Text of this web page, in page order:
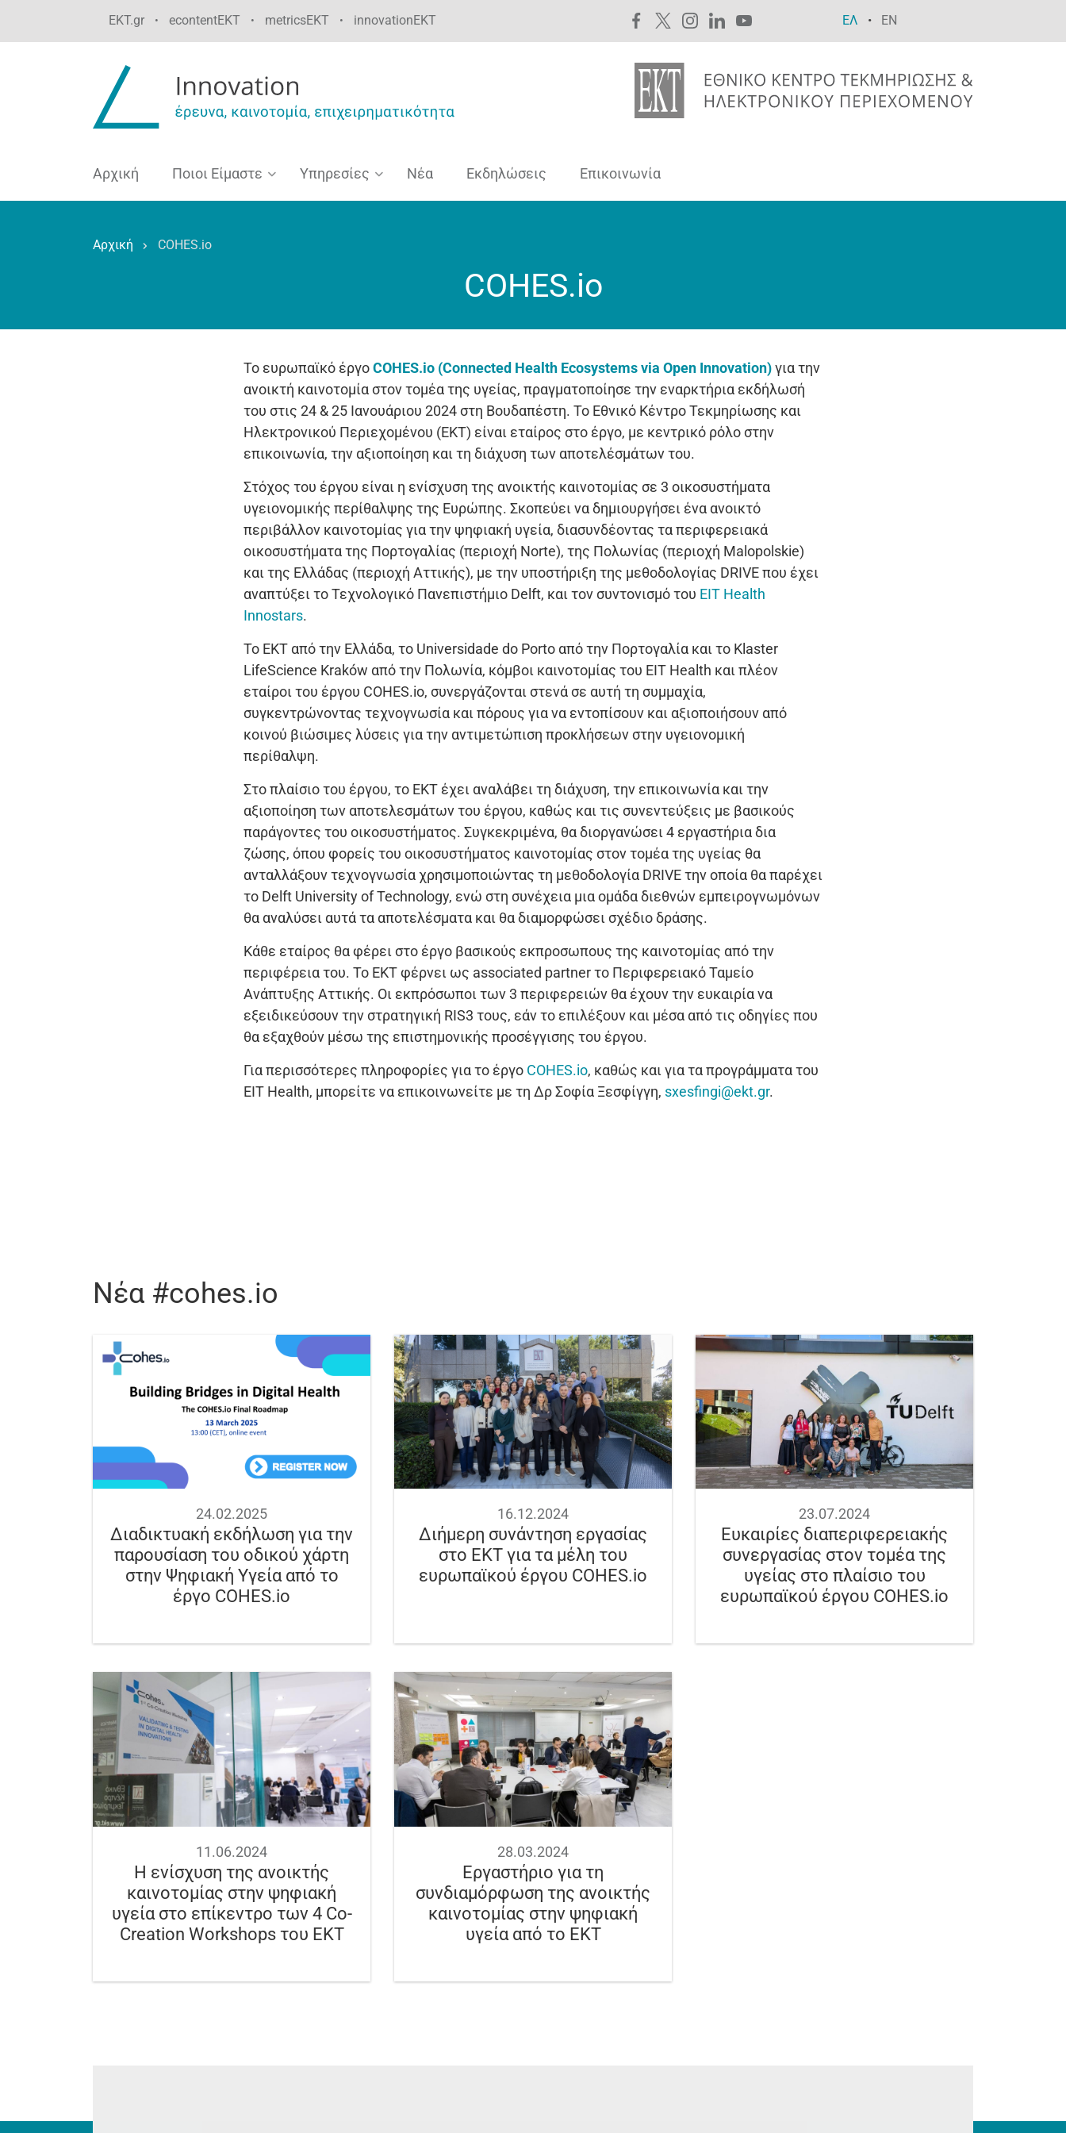
EKT.gr • econtentEKT • metricsEKT • innovationEKT ΕΛ EN
Αρχική Ποιοι Είμαστε Υπηρεσίες Νέα Εκδηλώσεις Επικοινωνία
Breadcrumb
Αρχική COHES.io
COHES.io
Το ευρωπαϊκό έργοCOHES.io (Connected Health Ecosystems via Open Innovation)για την
ανοικτή καινοτομία στον τομέα της υγείας, πραγματοποίησε την εναρκτήρια εκδήλωσή
του στις 24 & 25 Ιανουάριου 2024 στη Βουδαπέστη. Το Εθνικό Κέντρο Τεκμηρίωσης και
Ηλεκτρονικού Περιεχομένου (ΕΚΤ) είναι εταίρος στο έργο, με κεντρικό ρόλο στην
επικοινωνία, την αξιοποίηση και τη διάχυση των αποτελέσμάτων του.
Στόχος του έργου είναι η ενίσχυση της ανοικτής καινοτομίας σε 3 οικοσυστήματα
υγειονομικής περίθαλψης της Ευρώπης. Σκοπεύει να δημιουργήσει ένα ανοικτό
περιβάλλον καινοτομίας για την ψηφιακή υγεία, διασυνδέοντας τα περιφερειακά
οικοσυστήματα της Πορτογαλίας (περιοχή Norte), της Πολωνίας (περιοχή Malopolskie)
και της Ελλάδας (περιοχή Αττικής), με την υποστήριξη της μεθοδολογίας DRIVE που έχει
αναπτύξει το Τεχνολογικό Πανεπιστήμιο Delft, και τον συντονισμό του EIT Health
Innostars.
Το EKT από την Ελλάδα, το Universidade do Porto από την Πορτογαλία και το Klaster
LifeScience Kraków από την Πολωνία, κόμβοι καινοτομίας του EIT Health και πλέον
εταίροι του έργου COHES.io, συνεργάζονται στενά σε αυτή τη συμμαχία,
συγκεντρώνοντας τεχνογνωσία και πόρους για να εντοπίσουν και αξιοποιήσουν από
κοινού βιώσιμες λύσεις για την αντιμετώπιση προκλήσεων στην υγειονομική
περίθαλψη.
Στο πλαίσιο του έργου, το ΕΚΤ έχει αναλάβει τη διάχυση, την επικοινωνία και την
αξιοποίηση των αποτελεσμάτων του έργου, καθώς και τις συνεντεύξεις με βασικούς
παράγοντες του οικοσυστήματος. Συγκεκριμένα, θα διοργανώσει 4 εργαστήρια δια
ζώσης, όπου φορείς του οικοσυστήματος καινοτομίας στον τομέα της υγείας θα
ανταλλάξουν τεχνογνωσία χρησιμοποιώντας τη μεθοδολογία DRIVE την οποία θα παρέχει
το Delft University of Technology, ενώ στη συνέχεια μια ομάδα διεθνών εμπειρογνωμόνων
θα αναλύσει αυτά τα αποτελέσματα και θα διαμορφώσει σχέδιο δράσης.
Κάθε εταίρος θα φέρει στο έργο βασικούς εκπροσωπους της καινοτομίας από την
περιφέρεια του. Το ΕΚΤ φέρνει ως associated partner το Περιφερειακό Ταμείο
Ανάπτυξης Αττικής. Οι εκπρόσωποι των 3 περιφερειών θα έχουν την ευκαιρία να
εξειδικεύσουν την στρατηγική RIS3 τους, εάν το επιλέξουν και μέσα από τις οδηγίες που
θα εξαχθούν μέσω της επιστημονικής προσέγγισης του έργου.
Για περισσότερες πληροφορίες για το έργο COHES.io, καθώς και για τα προγράμματα του
EIT Health, μπορείτε να επικοινωνείτε με τη Δρ Σοφία Ξεσφίγγη, sxesfingi@ekt.gr.
Νέα #cohes.io
24.02.2025
Διαδικτυακή εκδήλωση για την
παρουσίαση του οδικού χάρτη
στην Ψηφιακή Υγεία από το
έργο COHES.io
16.12.2024
Διήμερη συνάντηση εργασίας
στο ΕΚΤ για τα μέλη του
ευρωπαϊκού έργου COHES.io
23.07.2024
Ευκαιρίες διαπεριφερειακής
συνεργασίας στον τομέα της
υγείας στο πλαίσιο του
ευρωπαϊκού έργου COHES.io
11.06.2024
Η ενίσχυση της ανοικτής
καινοτομίας στην ψηφιακή
υγεία στο επίκεντρο των 4 Co-
Creation Workshops του ΕΚΤ
28.03.2024
Εργαστήριο για τη
συνδιαμόρφωση της ανοικτής
καινοτομίας στην ψηφιακή
υγεία από το ΕΚΤ